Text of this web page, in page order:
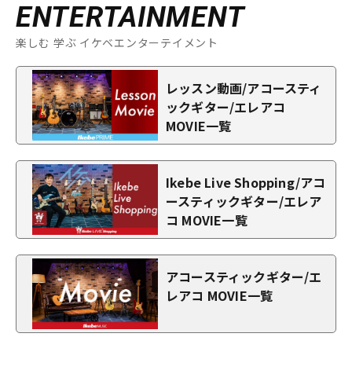
ENTERTAINMENT
楽しむ 学ぶ イケベエンターテイメント
レッスン動画/アコースティ
ックギター/エレアコ
MOVIE一覧
Ikebe Live Shopping/アコ
ースティックギター/エレア
コ MOVIE一覧
アコースティックギター/エ
レアコ MOVIE一覧